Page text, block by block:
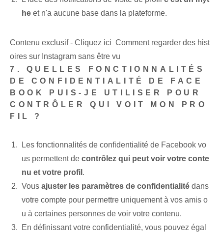
he et n'a aucune base dans la plateforme.
Contenu exclusif - Cliquez ici Comment regarder des hist
oires sur Instagram sans être vu
7. QUELLES FONCTIONNALITÉS
DE CONFIDENTIALITÉ DE FACE
BOOK PUIS-JE UTILISER POUR
CONTRÔLER QUI VOIT MON PRO
FIL ?
Les fonctionnalités de confidentialité de Facebook vo
us permettent de contrôlez qui peut voir votre conte
nu et votre profil .
Vous ajuster les paramètres de confidentialité dans
votre compte pour permettre uniquement à vos amis o
u à certaines personnes de voir votre contenu.
En définissant votre confidentialité, vous pouvez égal